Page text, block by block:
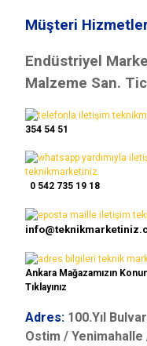
Müşteri
Endüstriyel
Malzeme San.
354 54 51
0 542 735 19 18
Ankara Mağazamızın
Tıklayınız
Adres: 100.Yıl
Ostim /